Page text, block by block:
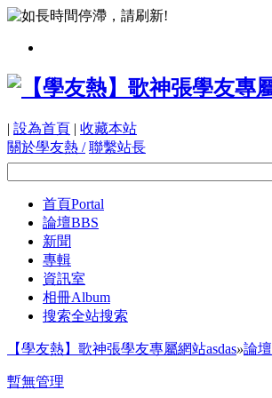
| 設為首頁 | 收藏本站
關於學友熱 / 聯繫站長
首頁Portal
論壇BBS
新聞
專輯
資訊室
相冊Album
搜索全站搜索
【學友熱】歌神張學友專屬網站asdas»論壇
暫無管理